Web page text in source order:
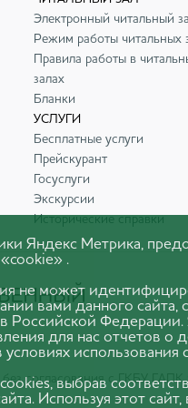
Электронный читальный
Режим работы читальных
Правила работы в
залах
Бланки
УСЛУГИ
Бесплатные услуги
Прейскурант
Госуслуги
Экскурсии
Исторические справки
без согласования с ГКБУ
Яндекс Метрика,
.
не может
вами данного
Российской
для нас отчетов о
использования
выбрав
Используя этот